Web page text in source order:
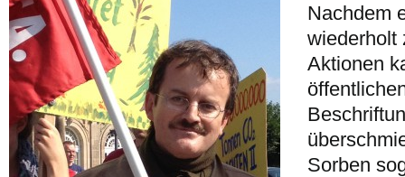
Nachdem
wiederholt
Aktionen
Sorben